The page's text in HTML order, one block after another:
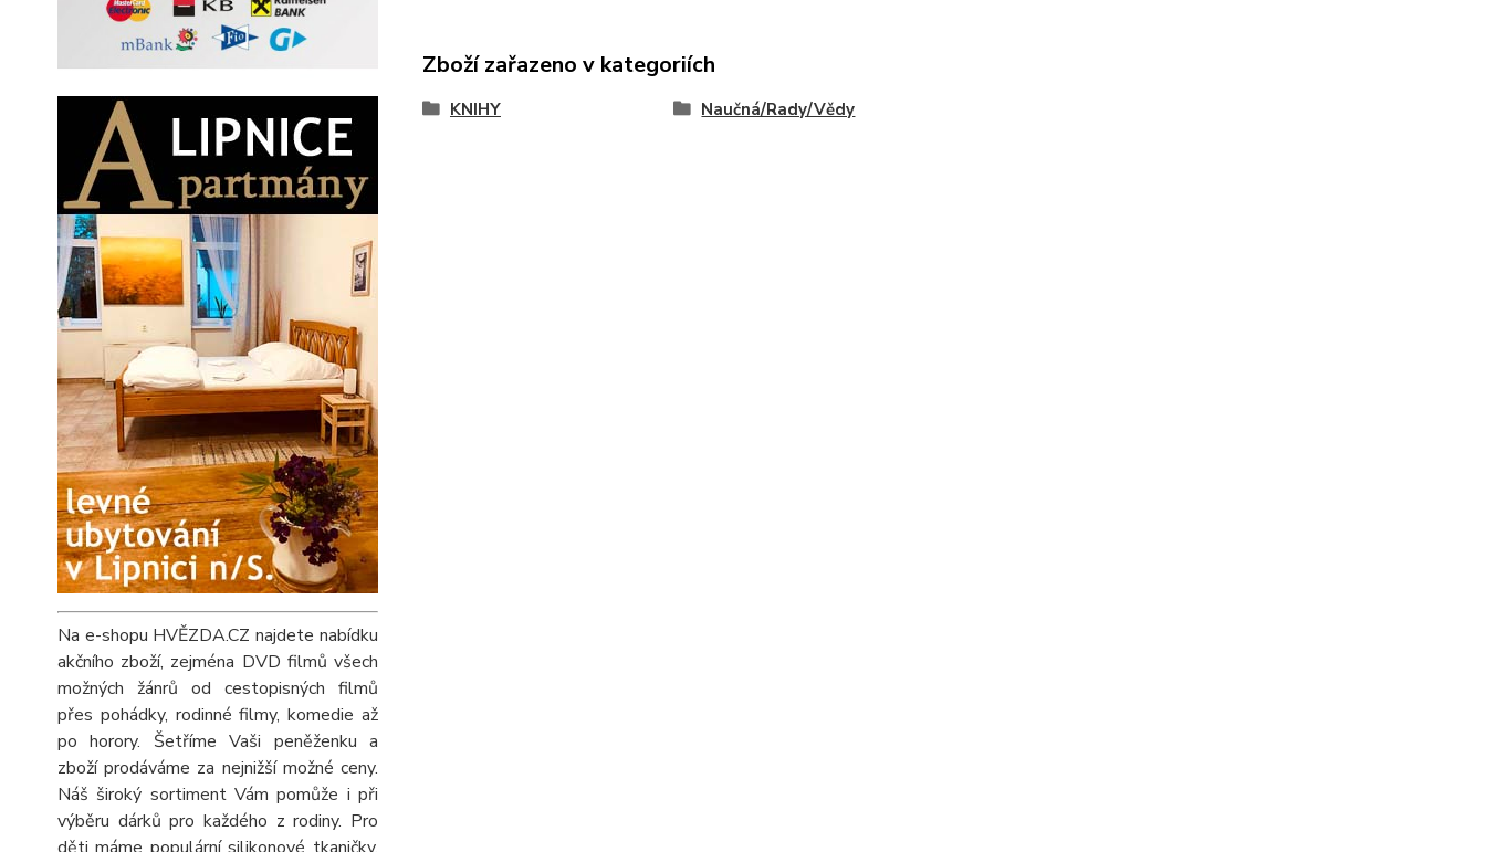
Na e-shopu HVĚZDA.CZ najdete nabídku
akčního zboží, zejména DVD filmů všech
možných žánrů od cestopisných filmů
přes pohádky, rodinné filmy, komedie až
po horory. Šetříme Vaši peněženku a
zboží prodáváme za nejnižší možné ceny.
Náš široký sortiment Vám pomůže i při
výběru dárků pro každého z rodiny. Pro
Zboží zařazeno v kategoriích
KNIHY Naučná/Rady/Vědy